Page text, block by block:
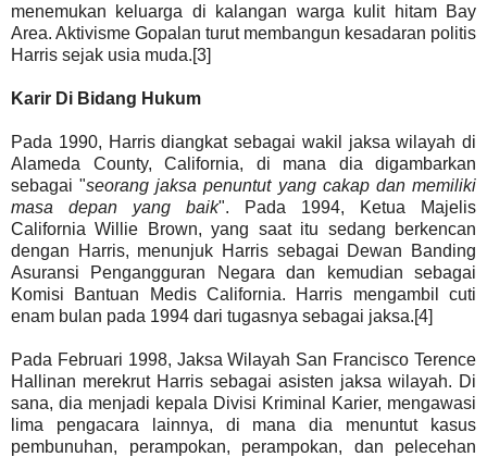
menemukan keluarga di kalangan warga kulit hitam Bay
Area. Aktivisme Gopalan turut membangun kesadaran politis
Harris sejak usia muda.[3]
Karir Di Bidang Hukum
Pada 1990, Harris diangkat sebagai wakil jaksa wilayah di
Alameda County, California, di mana dia digambarkan
sebagai "seorang jaksa penuntut yang cakap dan memiliki
masa depan yang baik". Pada 1994, Ketua Majelis
California Willie Brown, yang saat itu sedang berkencan
dengan Harris, menunjuk Harris sebagai Dewan Banding
Asuransi Pengangguran Negara dan kemudian sebagai
Komisi Bantuan Medis California. Harris mengambil cuti
enam bulan pada 1994 dari tugasnya sebagai jaksa.[4]
Pada Februari 1998, Jaksa Wilayah San Francisco Terence
Hallinan merekrut Harris sebagai asisten jaksa wilayah. Di
sana, dia menjadi kepala Divisi Kriminal Karier, mengawasi
lima pengacara lainnya, di mana dia menuntut kasus
pembunuhan, perampokan, perampokan, dan pelecehan